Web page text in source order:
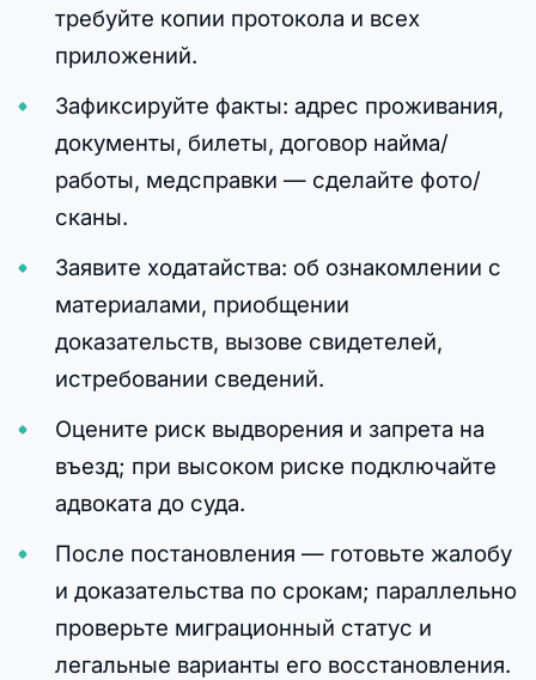
требуйте копии протокола и всех
приложений.
Зафиксируйте факты: адрес проживания,
документы, билеты, договор найма/
работы, медсправки — сделайте фото/
сканы.
Заявите ходатайства: об ознакомлении с
материалами, приобщении
доказательств, вызове свидетелей,
истребовании сведений.
Оцените риск выдворения и запрета на
въезд; при высоком риске подключайте
адвоката до суда.
После постановления — готовьте жалобу
и доказательства по срокам; параллельно
проверьте миграционный статус и
легальные варианты его восстановления.